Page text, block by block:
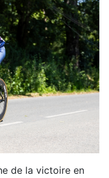
de la victoire en